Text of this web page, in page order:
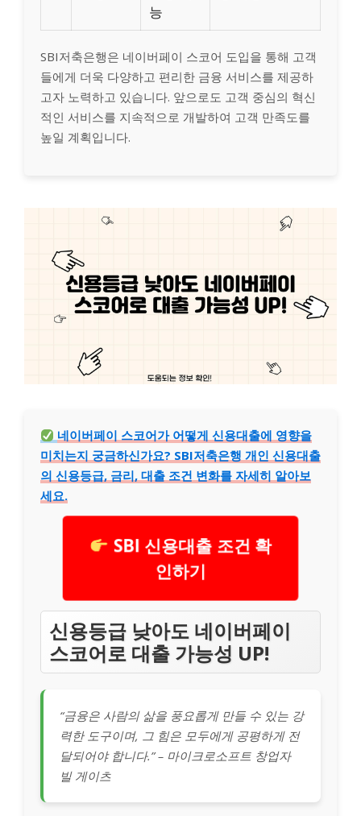
능
SBI저축은행은 네이버페이 스코어 도입을 통해 고객
들에게 더욱 다양하고 편리한 금융 서비스를 제공하
고자 노력하고 있습니다. 앞으로도 고객 중심의 혁신
적인 서비스를 지속적으로 개발하여 고객 만족도를
높일 계획입니다.
네이버페이 스코어가 어떻게 신용대출에 영향을
미치는지 궁금하신가요? SBI저축은행 개인 신용대출
의 신용등급, 금리, 대출 조건 변화를 자세히 알아보
세요.
SBI 신용대출 조건 확
인하기
신용등급 낮아도 네이버페이
스코어로 대출 가능성 UP!
“금융은 사람의 삶을 풍요롭게 만들 수 있는 강
력한 도구이며, 그 힘은 모두에게 공평하게 전
달되어야 합니다.” – 마이크로소프트 창업자
빌 게이츠